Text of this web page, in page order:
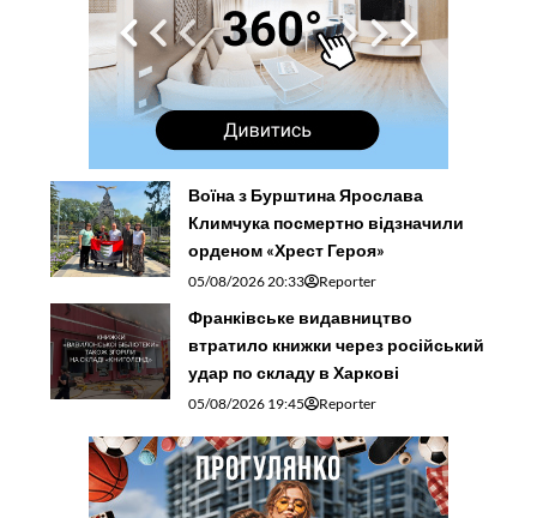
Воїна з Бурштина Ярослава
Климчука посмертно відзначили
орденом «Хрест Героя»
05/08/2026 20:33 Reporter
Франківське видавництво
втратило книжки через російський
удар по складу в Харкові
05/08/2026 19:45 Reporter